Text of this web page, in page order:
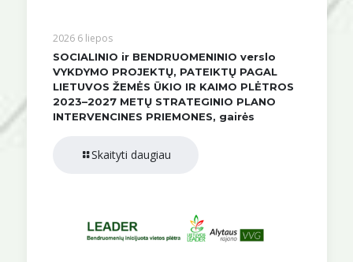
2026 6 liepos
SOCIALINIO ir BENDRUOMENINIO verslo
VYKDYMO PROJEKTŲ, PATEIKTŲ PAGAL
LIETUVOS ŽEMĖS ŪKIO IR KAIMO PLĖTROS
2023–2027 METŲ STRATEGINIO PLANO
INTERVENCINES PRIEMONES, gairės
Skaityti daugiau